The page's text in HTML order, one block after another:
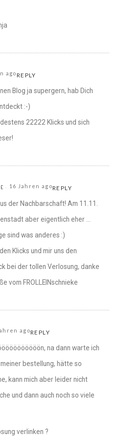
agoREPLY
Blog ja supergern, hab Dich
:-)
22222 Klicks und sich
16 Jahren agoREPLY
der Nachbarschaft! Am 11.11.
aber eigentlich eher …
sind was anderes :)
Klicks und mir uns den
bei der tollen Verlosung, danke
vom FROLLEINschnieke
agoREPLY
na dann warte ich
bestellung, hätte so
kann mich aber leider nicht
und dann auch noch so viele
verlinken ?